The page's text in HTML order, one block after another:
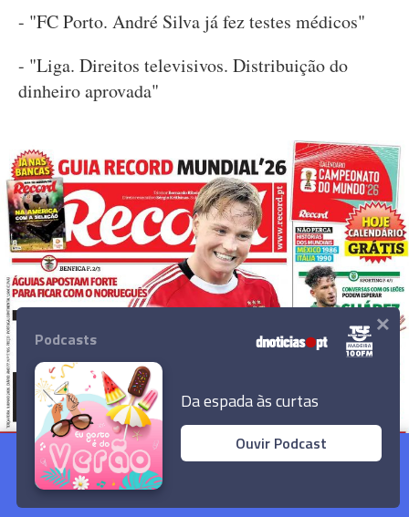
- "FC Porto. André Silva já fez testes médicos"
- "Liga. Direitos televisivos. Distribuição do
dinheiro aprovada"
Governo aprova Estratégia Nacional de
Segurança Rodoviária
Ler Artigo
Podcasts
Da espada às curtas
Ouvir Podcast
×